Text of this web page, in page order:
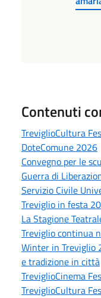
Contenuti
TreviglioCultura
DoteComune 2026
Convegno per le
Guerra di
Servizio Civile
Treviglio in festa
La Stagione
Treviglio continua
Winter in Treviglio
e tradizione in città
TreviglioCinema
TreviglioCultura